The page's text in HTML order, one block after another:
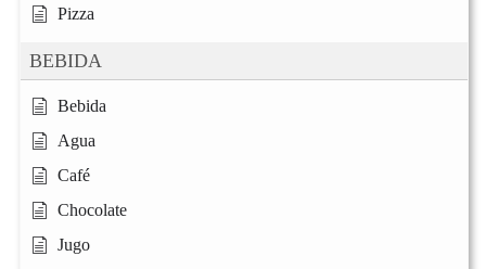
Pizza
BEBIDA
Bebida
Agua
Café
Chocolate
Jugo